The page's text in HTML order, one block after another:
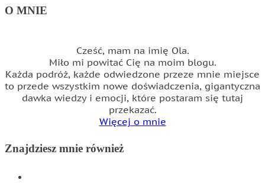
O MNIE
Cześć, mam na imię Ola.
Miło mi powitać Cię na moim blogu.
Każda podróż, każde odwiedzone przeze mnie miejsce
to przede wszystkim nowe doświadczenia, gigantyczna
dawka wiedzy i emocji, które postaram się tutaj
przekazać.
Więcej o mnie
Znajdziesz mnie również